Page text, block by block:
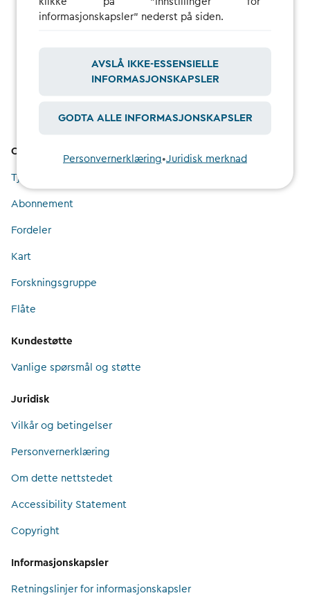
Oversikt
Tjeneste
Abonnement
Fordeler
Kart
Forskningsgruppe
Flåte
Kundestøtte
Vanlige spørsmål og støtte
Juridisk
Vilkår og betingelser
Personvernerklæring
Om dette nettstedet
Accessibility Statement
Copyright
Informasjonskapsler
Retningslinjer for informasjonskapsler
informasjonskapsler" nederst på siden.
AVSLÅ IKKE-ESSENSIELLE
INFORMASJONSKAPSLER
GODTA ALLE INFORMASJONSKAPSLER
Personvernerklæring•Juridisk merknad